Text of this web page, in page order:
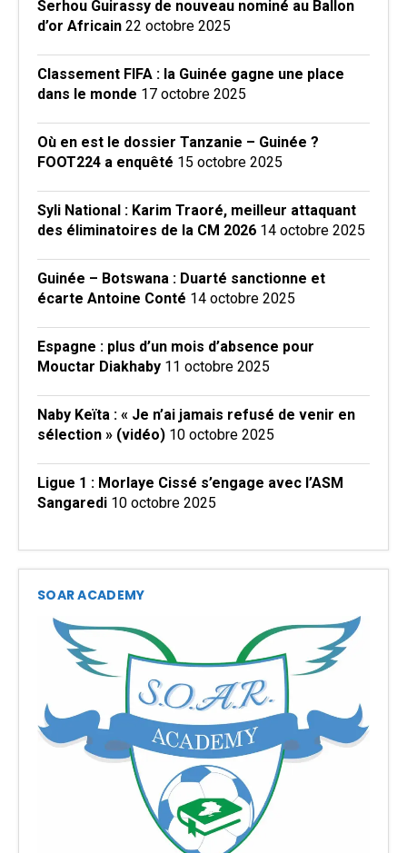
Serhou Guirassy de nouveau nominé au Ballon
d’or Africain 22 octobre 2025
Classement FIFA : la Guinée gagne une place
dans le monde 17 octobre 2025
Où en est le dossier Tanzanie – Guinée ?
FOOT224 a enquêté 15 octobre 2025
Syli National : Karim Traoré, meilleur attaquant
des éliminatoires de la CM 2026 14 octobre 2025
Guinée – Botswana : Duarté sanctionne et
écarte Antoine Conté 14 octobre 2025
Espagne : plus d’un mois d’absence pour
Mouctar Diakhaby 11 octobre 2025
Naby Keïta : « Je n’ai jamais refusé de venir en
sélection » (vidéo) 10 octobre 2025
Ligue 1 : Morlaye Cissé s’engage avec l’ASM
Sangaredi 10 octobre 2025
SOAR ACADEMY